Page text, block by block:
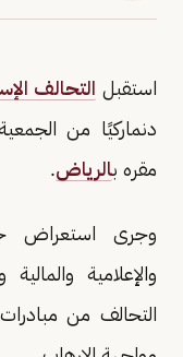
استقبل التحالف
دنماركيًا من
مقره بالرياض.
وجرى استعراض
والإعلامية
التحالف من